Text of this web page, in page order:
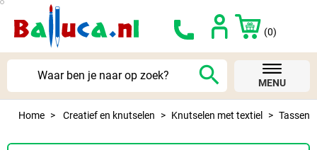
(0)
search MENU
Home Creatief en knutselen Knutselen met textiel Tassen